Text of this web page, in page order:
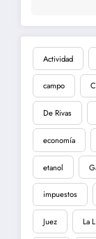
Actividad
campo
De Rivas
economía
etanol
impuestos
Juez La